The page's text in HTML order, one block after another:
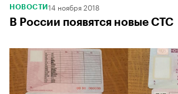
НОВОСТИ 14 ноября 2018
В России появятся новые СТС